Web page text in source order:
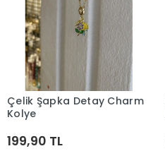
Sepete Ekle
Çelik Şapka Detay Charm
Kolye
199,90 TL